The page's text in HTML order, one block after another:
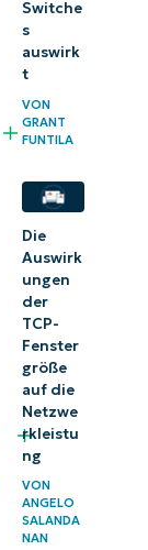
Switche
s
auswirk
t
VON
GRANT
FUNTILA
Die
Auswirk
ungen
der
TCP-
Fenster
größe
auf die
Netzwe
rkleistu
ng
VON
ANGELO
SALANDA
NAN